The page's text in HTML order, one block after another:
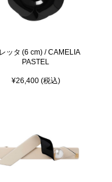
ッタ (6 cm) / CAMELIA
PASTEL
¥26,400 (税込)